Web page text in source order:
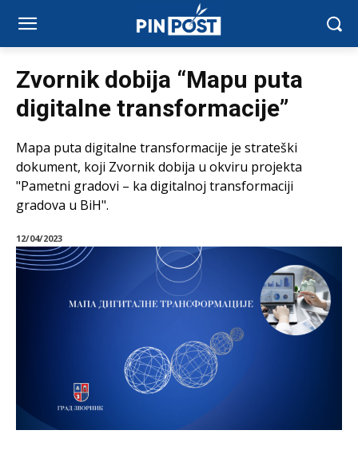
Zvornik dobija “Mapu puta
digitalne transformacije”
Mapa puta digitalne transformacije je strateški
dokument, koji Zvornik dobija u okviru projekta
"Pametni gradovi – ka digitalnoj transformaciji
gradova u BiH".
12/04/2023